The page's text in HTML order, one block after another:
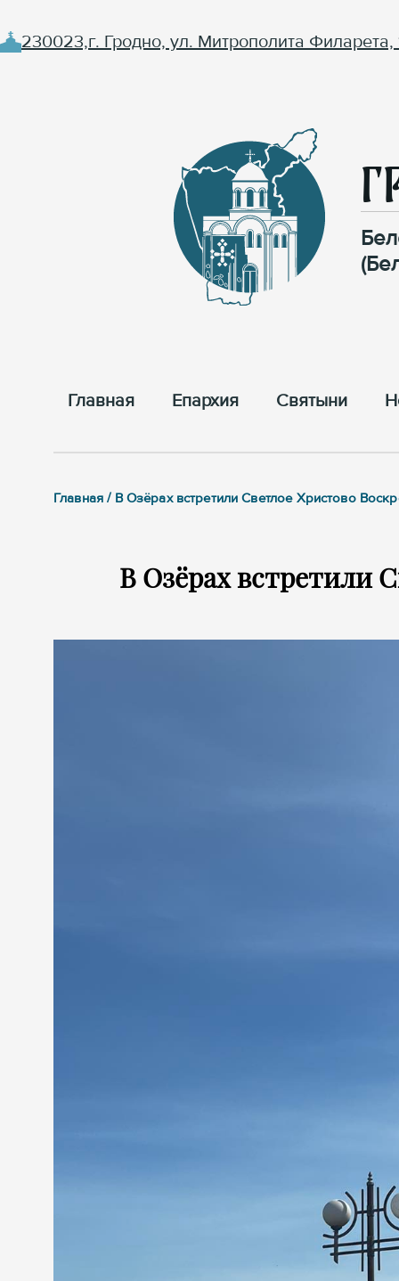
230023,г. Гродно, ул. Митрополита Филарета,
Главная Епархия Cвятыни
Главная / В Озёрах встретили Светлое Христово
В Озёрах встретили